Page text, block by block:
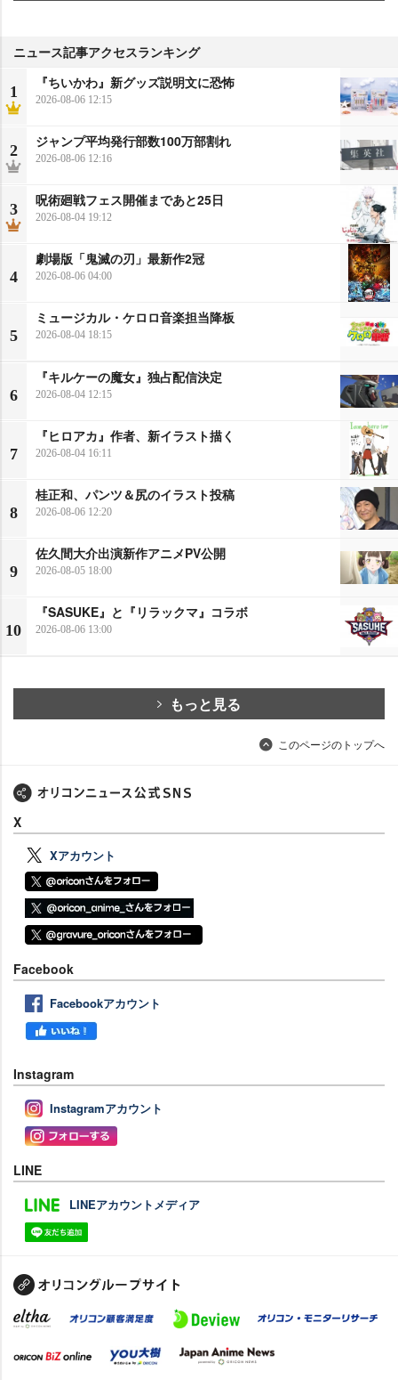
ニュース記事アクセスランキング
1
『ちいかわ』新グッズ説明文に恐怖
2026-08-06 12:15
2
ジャンプ平均発行部数100万部割れ
2026-08-06 12:16
3
呪術廻戦フェス開催まであと25日
2026-08-04 19:12
4
劇場版「鬼滅の刃」最新作2冠
2026-08-06 04:00
5
ミュージカル・ケロロ音楽担当降板
2026-08-04 18:15
6
『キルケーの魔女』独占配信決定
2026-08-04 12:15
7
『ヒロアカ』作者、新イラスト描く
2026-08-04 16:11
8
桂正和、パンツ＆尻のイラスト投稿
2026-08-06 12:20
9
佐久間大介出演新作アニメPV公開
2026-08-05 18:00
10
『SASUKE』と『リラックマ』コラボ
2026-08-06 13:00
もっと見る
このページのトップへ
X
Xアカウント
Facebook
Facebookアカウント
Instagram
Instagramアカウント
LINE
LINEアカウントメディア